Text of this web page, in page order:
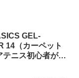
GEL-
14（カーペット
テニス初心者が選